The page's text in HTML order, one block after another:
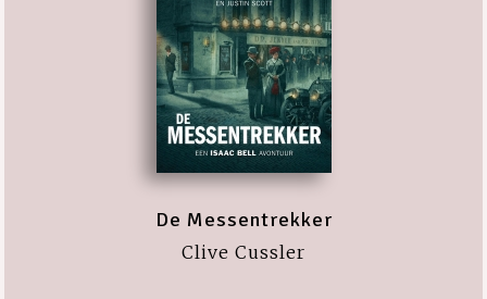
De Messentrekker
Clive Cussler